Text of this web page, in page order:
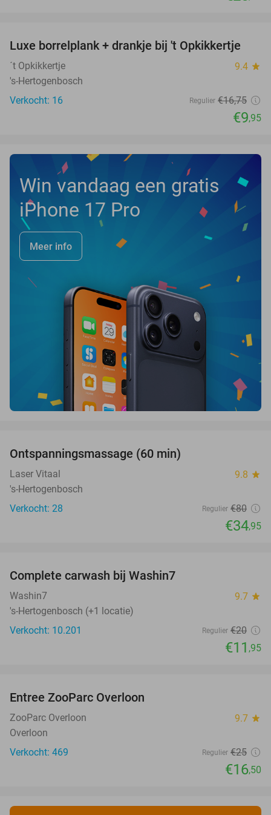
41%
TODAY
Luxe borrelplank + drankje bij 't Opkikkertje
´t Opkikkertje 9.4 star
's-Hertogenbosch
Verkocht: 16
Regulier €16,75
€9,95
Win vandaag een gratis
iPhone 17 Pro
Meer info
Ontspanningsmassage (60 min)
Laser Vitaal 9.8 star
's-Hertogenbosch
Verkocht: 28
Regulier €80
€34,95
Complete carwash bij Washin7
Washin7 9.7 star
's-Hertogenbosch (+1 locatie)
Verkocht: 10.201
Regulier €20
€11 ,95
TODAY
Entree ZooParc Overloon
ZooParc Overloon 9.7 star
Overloon
Verkocht: 469
Regulier €25
€16,50